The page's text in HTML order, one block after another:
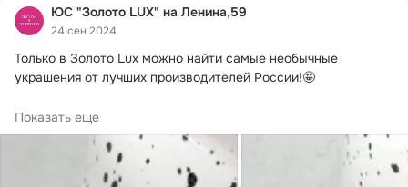
ЮС "Золото LUX" на Ленина,59
24 сен 2024
Только в Золото Lux можно найти самые необычные
украшения от лучших производителей России!🤩
ул.Коммуны 47А
Показать еще